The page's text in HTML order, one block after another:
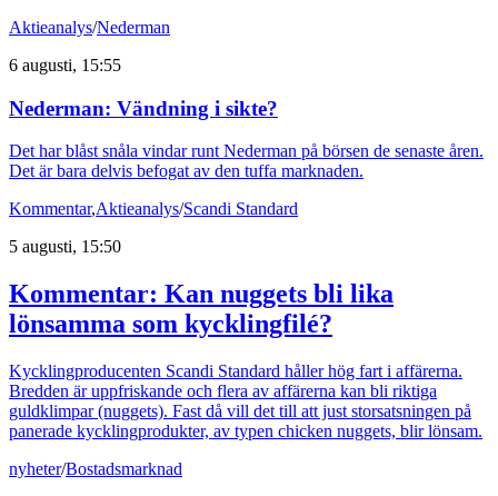
Aktieanalys/Nederman
6 augusti, 15:55
Nederman: Vändning i sikte?
Det har blåst snåla vindar runt Nederman på börsen de senaste åren.
Det är bara delvis befogat av den tuffa marknaden.
Kommentar,Aktieanalys/Scandi Standard
5 augusti, 15:50
Kommentar: Kan nuggets bli lika
lönsamma som kycklingfilé?
Kycklingproducenten Scandi Standard håller hög fart i affärerna.
Bredden är uppfriskande och flera av affärerna kan bli riktiga
guldklimpar (nuggets). Fast då vill det till att just storsatsningen på
panerade kycklingprodukter, av typen chicken nuggets, blir lönsam.
nyheter/Bostadsmarknad